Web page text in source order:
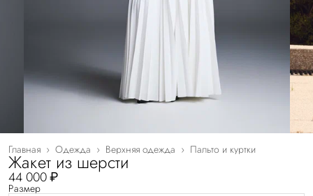
Пальто и куртки
Верхняя одежда ›
Одежда ›
Главная ›
Жакет из шерсти
44 000 ₽
Размер